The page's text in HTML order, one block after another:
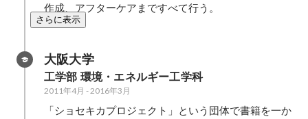
作成、アフターケアまですべて行う。
さらに表示
大阪大学
工学部 環境・エネルギー工学科
2011年4月 - 2016年3月
「ショセキカプロジェクト」という団体で書籍を一か